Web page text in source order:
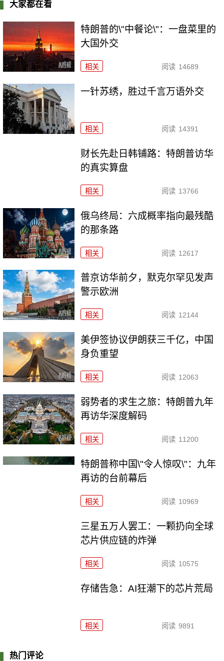
大家都在看
特朗普的\"中餐论\"：一盘菜里的
大国外交
相关 阅读 14689
一针苏绣，胜过千言万语外交
相关 阅读 14391
财长先赴日韩铺路：特朗普访华
的真实算盘
相关 阅读 13766
俄乌终局：六成概率指向最残酷
的那条路
相关 阅读 12617
普京访华前夕，默克尔罕见发声
警示欧洲
相关 阅读 12144
美伊签协议伊朗获三千亿，中国
身负重望
相关 阅读 12063
弱势者的求生之旅：特朗普九年
再访华深度解码
相关 阅读 11200
特朗普称中国\"令人惊叹\"：九年
再访的台前幕后
相关 阅读 10969
三星五万人罢工：一颗扔向全球
芯片供应链的炸弹
相关 阅读 10575
存储告急：AI狂潮下的芯片荒局
相关 阅读 9891
热门评论